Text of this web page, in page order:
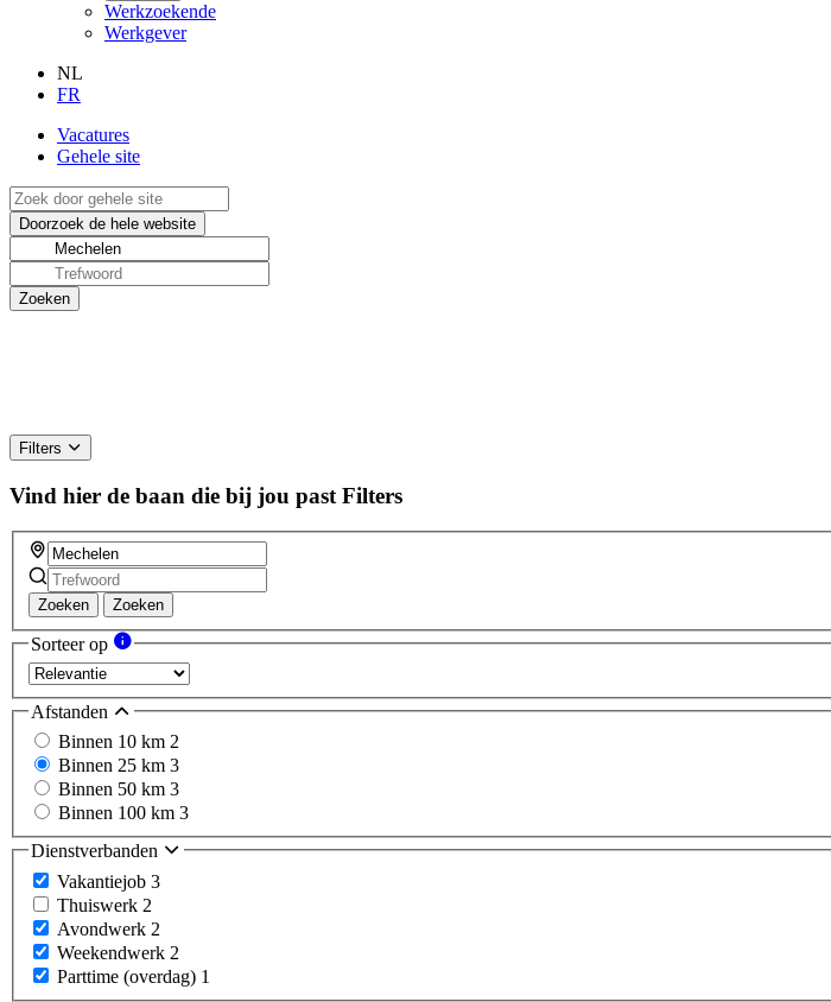
Werkzoekende
Werkgever
NL
FR
Vacatures
Gehele site
Filters
Vind hier de baan die bij jou past Filters
Zoeken Zoeken
Sorteer op
Afstanden
Binnen 10 km 2
Binnen 25 km 3
Binnen 50 km 3
Binnen 100 km 3
Dienstverbanden
Vakantiejob 3
Thuiswerk 2
Avondwerk 2
Weekendwerk 2
Parttime (overdag) 1